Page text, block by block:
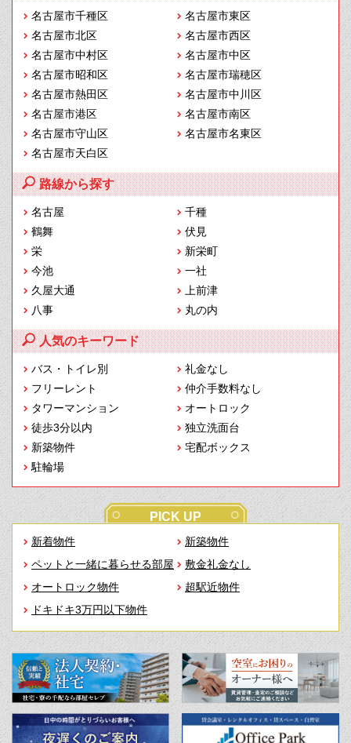
名古屋市千種区
名古屋市東区
名古屋市北区
名古屋市西区
名古屋市中村区
名古屋市中区
名古屋市昭和区
名古屋市瑞穂区
名古屋市熱田区
名古屋市中川区
名古屋市港区
名古屋市南区
名古屋市守山区
名古屋市名東区
名古屋市天白区
路線から探す
名古屋
千種
鶴舞
伏見
栄
新栄町
今池
一社
久屋大通
上前津
八事
丸の内
人気のキーワード
バス・トイレ別
礼金なし
フリーレント
仲介手数料なし
タワーマンション
オートロック
徒歩3分以内
独立洗面台
新築物件
宅配ボックス
駐輪場
PICK UP
新着物件
新築物件
ペットと一緒に暮らせる部屋
敷金礼金なし
オートロック物件
超駅近物件
ドキドキ3万円以下物件